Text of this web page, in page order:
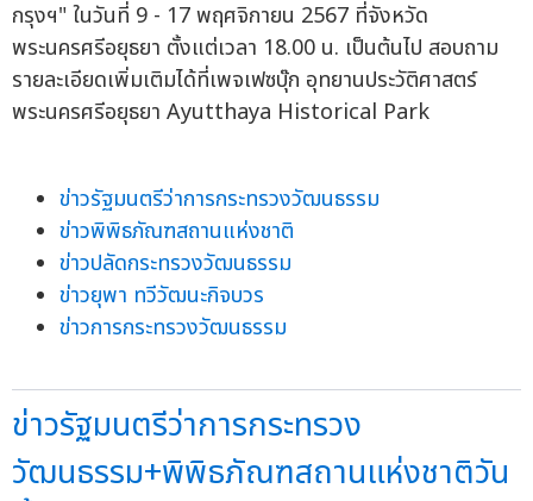
กรุงฯ" ในวันที่ 9 - 17 พฤศจิกายน 2567 ที่จังหวัด
พระนครศรีอยุธยา ตั้งแต่เวลา 18.00 น. เป็นต้นไป สอบถาม
รายละเอียดเพิ่มเติมได้ที่เพจเฟซบุ๊ก อุทยานประวัติศาสตร์
พระนครศรีอยุธยา Ayutthaya Historical Park
ข่าวรัฐมนตรีว่าการกระทรวงวัฒนธรรม
ข่าวพิพิธภัณฑสถานแห่งชาติ
ข่าวปลัดกระทรวงวัฒนธรรม
ข่าวยุพา ทวีวัฒนะกิจบวร
ข่าวการกระทรวงวัฒนธรรม
ข่าวรัฐมนตรีว่าการกระทรวง
วัฒนธรรม+พิพิธภัณฑสถานแห่งชาติวัน